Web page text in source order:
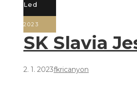
Led
2023
SK Slavia
2. 1. 2023fkricanyon